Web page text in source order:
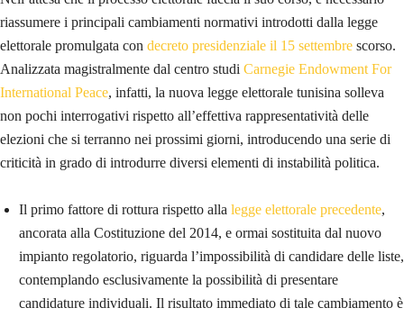
riassumere i principali cambiamenti normativi introdotti dalla legge
elettorale promulgata con decreto presidenziale il 15 settembre scorso.
Analizzata magistralmente dal centro studi Carnegie Endowment For
International Peace, infatti, la nuova legge elettorale tunisina solleva
non pochi interrogativi rispetto all’effettiva rappresentatività delle
elezioni che si terranno nei prossimi giorni, introducendo una serie di
criticità in grado di introdurre diversi elementi di instabilità politica.
Il primo fattore di rottura rispetto alla legge elettorale precedente,
ancorata alla Costituzione del 2014, e ormai sostituita dal nuovo
impianto regolatorio, riguarda l’impossibilità di candidare delle liste,
contemplando esclusivamente la possibilità di presentare
candidature individuali. Il risultato immediato di tale cambiamento è